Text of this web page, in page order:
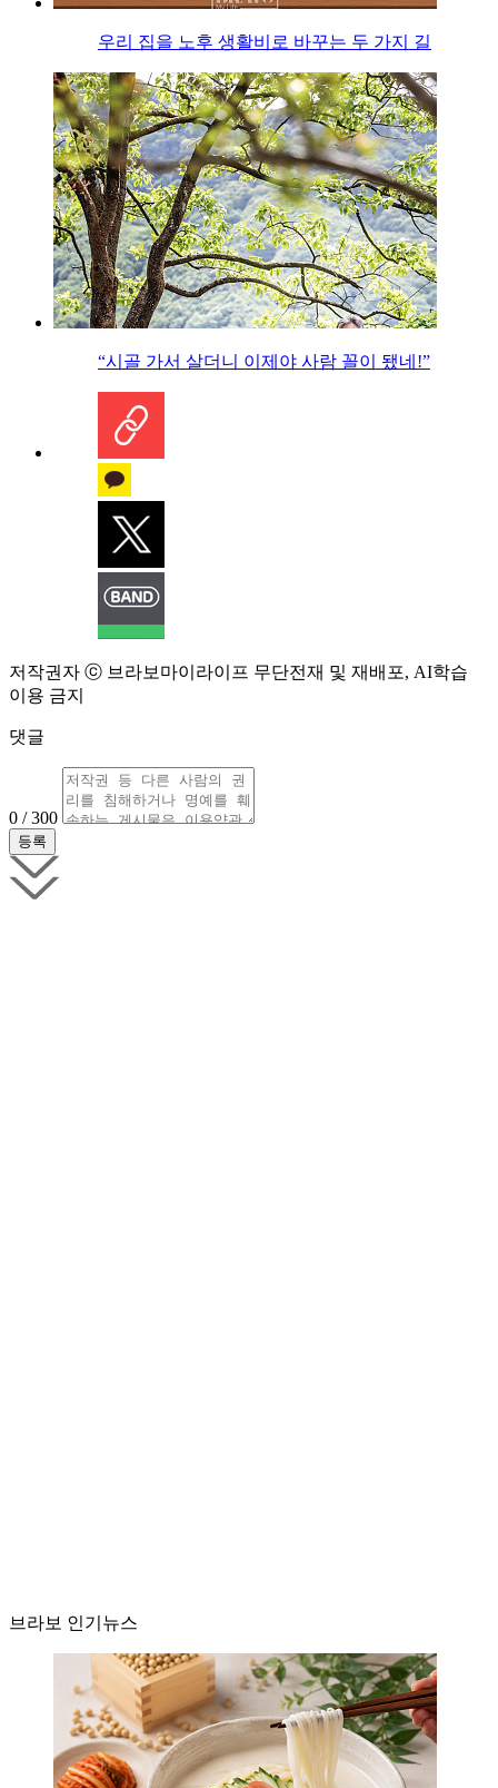
우리 집을 노후 생활비로 바꾸는 두 가지 길
“시골 가서 살더니 이제야 사람 꼴이 됐네!”
저작권자 ⓒ 브라보마이라이프 무단전재 및 재배포, AI학습
이용 금지
댓글
0 / 300
브라보 인기뉴스